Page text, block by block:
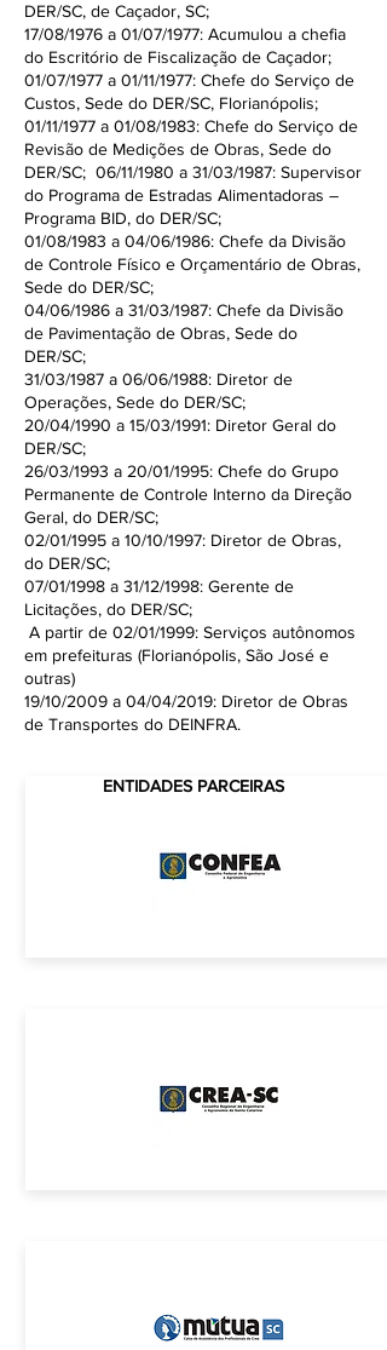
DER/SC, de Caçador, SC;
17/08/1976 a 01/07/1977: Acumulou a chefia
do Escritório de Fiscalização de Caçador;
01/07/1977 a 01/11/1977: Chefe do Serviço de
Custos, Sede do DER/SC, Florianópolis;
01/11/1977 a 01/08/1983: Chefe do Serviço de
Revisão de Medições de Obras, Sede do
DER/SC; 06/11/1980 a 31/03/1987: Supervisor
do Programa de Estradas Alimentadoras –
Programa BID, do DER/SC;
01/08/1983 a 04/06/1986: Chefe da Divisão
de Controle Físico e Orçamentário de Obras,
Sede do DER/SC;
04/06/1986 a 31/03/1987: Chefe da Divisão
de Pavimentação de Obras, Sede do
DER/SC;
31/03/1987 a 06/06/1988: Diretor de
Operações, Sede do DER/SC;
20/04/1990 a 15/03/1991: Diretor Geral do
DER/SC;
26/03/1993 a 20/01/1995: Chefe do Grupo
Permanente de Controle Interno da Direção
Geral, do DER/SC;
02/01/1995 a 10/10/1997: Diretor de Obras,
do DER/SC;
07/01/1998 a 31/12/1998: Gerente de
Licitações, do DER/SC;
A partir de 02/01/1999: Serviços autônomos
em prefeituras (Florianópolis, São José e
outras)
19/10/2009 a 04/04/2019: Diretor de Obras
de Transportes do DEINFRA.
ENTIDADES PARCEIRAS